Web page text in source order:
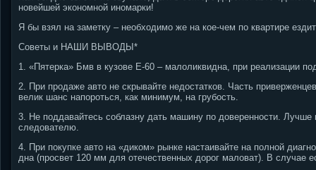
новейшей экономной иномарки!
Я бы взял на заметку – необходимо же на кое-чем по квартире
Советы и НАШИ ВЫВОДЫ*
1. «Пятерка» Бмв в кузове Е-60 – малоликвидна, при реализации
2. При продаже авто не скрывайте недостатков. Часть
велик шанс напороться, как минимум, на грубость.
3. Не поддавайтесь соблазну дать машину по доверенности.
следователю.
4. При покупке авто на «диком» рынке настаивайте на полной
дна (просвет 120 мм для отечественных дорог маловат). В случае